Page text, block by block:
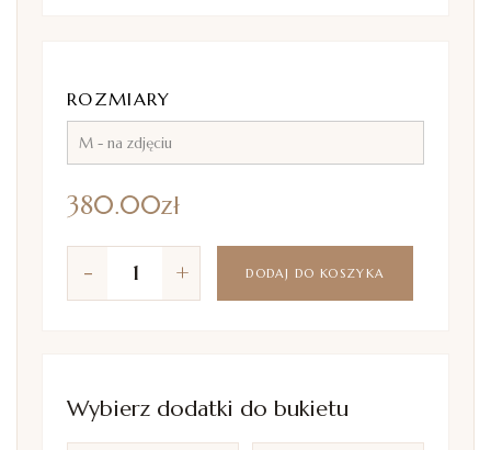
ROZMIARY
380.00zł
+
- DODAJ DO KOSZYKA
Wybierz dodatki do bukietu